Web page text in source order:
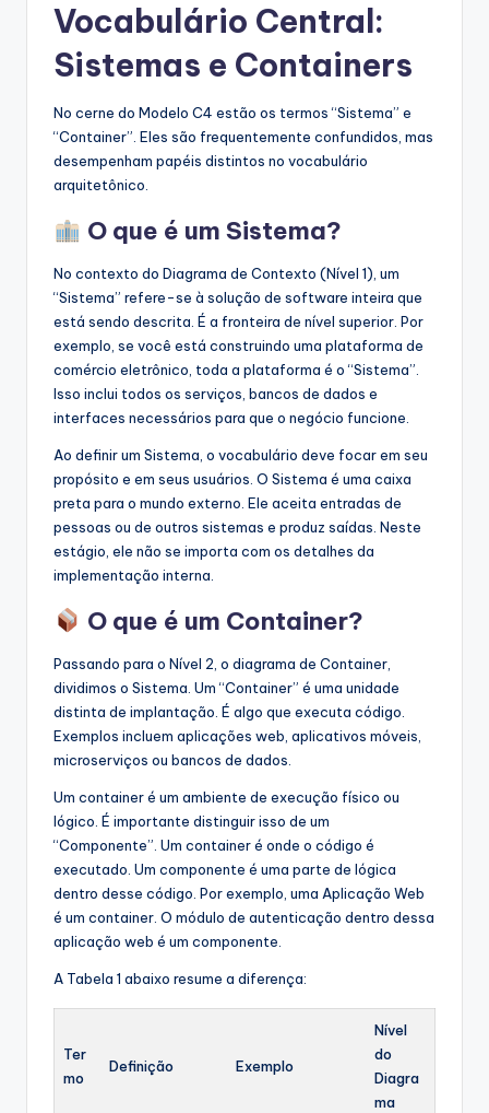
Vocabulário Central:
Sistemas e Containers
No cerne do Modelo C4 estão os termos “Sistema” e
“Container”. Eles são frequentemente confundidos, mas
desempenham papéis distintos no vocabulário
arquitetônico.
O que é um Sistema?
No contexto do Diagrama de Contexto (Nível 1), um
“Sistema” refere-se à solução de software inteira que
está sendo descrita. É a fronteira de nível superior. Por
exemplo, se você está construindo uma plataforma de
comércio eletrônico, toda a plataforma é o “Sistema”.
Isso inclui todos os serviços, bancos de dados e
interfaces necessários para que o negócio funcione.
Ao definir um Sistema, o vocabulário deve focar em seu
propósito e em seus usuários. O Sistema é uma caixa
preta para o mundo externo. Ele aceita entradas de
pessoas ou de outros sistemas e produz saídas. Neste
estágio, ele não se importa com os detalhes da
implementação interna.
O que é um Container?
Passando para o Nível 2, o diagrama de Container,
dividimos o Sistema. Um “Container” é uma unidade
distinta de implantação. É algo que executa código.
Exemplos incluem aplicações web, aplicativos móveis,
microserviços ou bancos de dados.
Um container é um ambiente de execução físico ou
lógico. É importante distinguir isso de um
“Componente”. Um container é onde o código é
executado. Um componente é uma parte de lógica
dentro desse código. Por exemplo, uma Aplicação Web
é um container. O módulo de autenticação dentro dessa
aplicação web é um componente.
A Tabela 1 abaixo resume a diferença:
Ter
mo
Definição Exemplo
Nível
do
Diagra
ma